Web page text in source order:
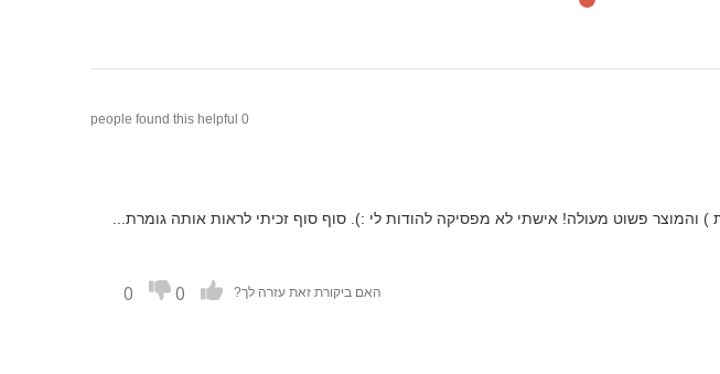
0 people found this helpful
והמוצר פשוט מעולה! אישתי לא מפסיקה להודות לי :). סוף סוף זכיתי לראות אותה גומרת...
האם ביקורת זאת עזרה לך? 0
0